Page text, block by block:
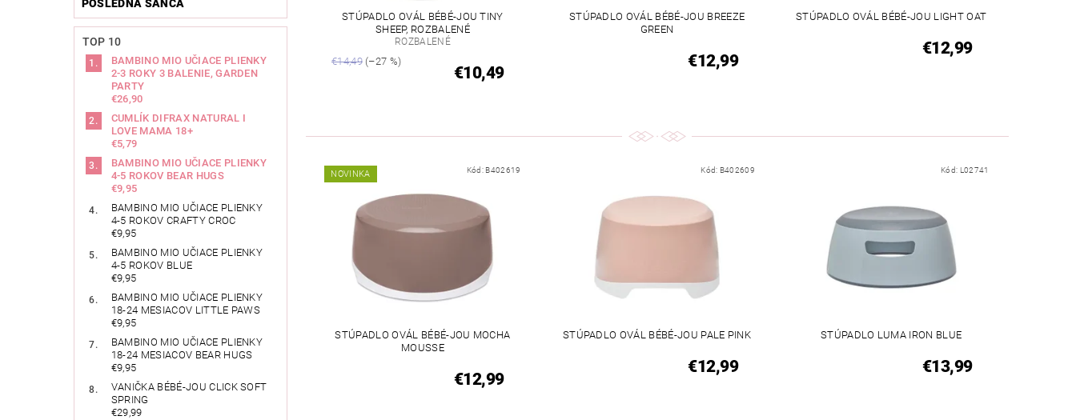
POSLEDNÁ ŠANCA
TOP 10
BAMBINO MIO UČIACE PLIENKY
2-3 ROKY 3 BALENIE, GARDEN
PARTY
€26,90
CUMLÍK DIFRAX NATURAL I
LOVE MAMA 18+
€5,79
BAMBINO MIO UČIACE PLIENKY
4-5 ROKOV BEAR HUGS
€9,95
BAMBINO MIO UČIACE PLIENKY
4-5 ROKOV CRAFTY CROC
€9,95
BAMBINO MIO UČIACE PLIENKY
4-5 ROKOV BLUE
€9,95
BAMBINO MIO UČIACE PLIENKY
18-24 MESIACOV LITTLE PAWS
€9,95
BAMBINO MIO UČIACE PLIENKY
18-24 MESIACOV BEAR HUGS
€9,95
VANIČKA BÉBÉ-JOU CLICK SOFT
SPRING
€29,99
STÚPADLO OVÁL BÉBÉ-JOU TINY
SHEEP, ROZBALENÉ
ROZBALENÉ
€14,49(–27 %)
€10,49
STÚPADLO OVÁL BÉBÉ-JOU BREEZE
GREEN
€12,99
STÚPADLO OVÁL BÉBÉ-JOU LIGHT OAT
€12,99
NOVINKA Kód: B402619
STÚPADLO OVÁL BÉBÉ-JOU MOCHA
MOUSSE
€12,99
Kód: B402609
STÚPADLO OVÁL BÉBÉ-JOU PALE PINK
€12,99
Kód: L02741
STÚPADLO LUMA IRON BLUE
€13,99